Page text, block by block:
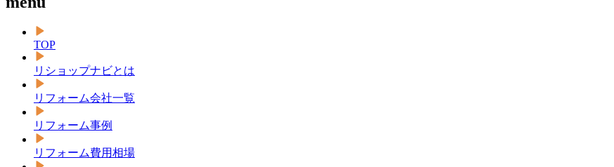
TOP
リショップナビとは
リフォーム会社一覧
リフォーム事例
リフォーム費用相場